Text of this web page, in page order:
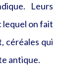
Leurs
lequel on fait
céréales qui
antique.